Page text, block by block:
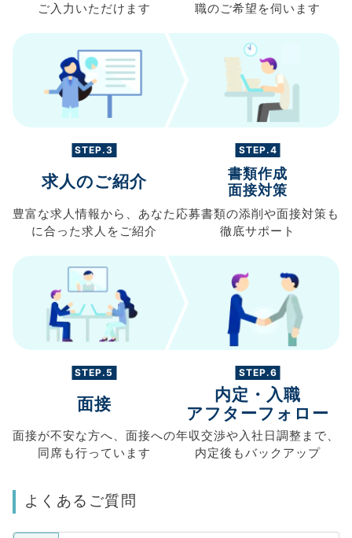
ご入力 いただけます
職のご希望を伺います
STEP.3
求人のご紹介
豊富な求人情報から、 あなた
に合った求人を ご紹介
STEP.4
書類作成
面接対策
応募書類の添削や面接対策も
徹底サポート
STEP.5
面接
面接が不安な方へ、 面接への
同席も行っています
STEP.6
内定・入職
アフターフォロー
年収交渉や入社日調整まで、
内定後もバックアップ
よくあるご質問